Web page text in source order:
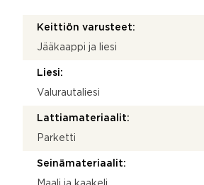
Keittiön varusteet:
Jääkaappi ja liesi
Liesi:
Valurautaliesi
Lattiamateriaalit:
Parketti
Seinämateriaalit: